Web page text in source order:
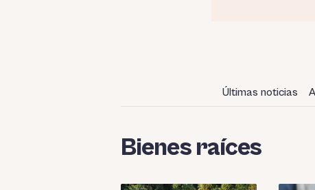
Últimas noticias
Bienes raíces